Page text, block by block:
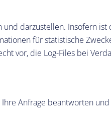
und darzustellen. Insofern ist
für statistische
vor, die Log-Files bei
Anfrage beantworten